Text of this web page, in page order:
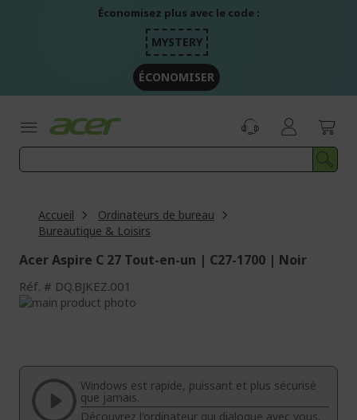
Économisez plus avec le code :
MYSTERY
ÉCONOMISER
Accueil
Ordinateurs de bureau
Bureautique & Loisirs
Acer Aspire C 27 Tout-en-un | C27-1700 | Noir
Réf. DQ.BJKEZ.001
Passer
de
galerie
d’images
de
Galerie
d’images
Windows est rapide, puissant et plus sécurisé
que jamais.
Découvrez l'ordinateur qui dialogue avec vous.